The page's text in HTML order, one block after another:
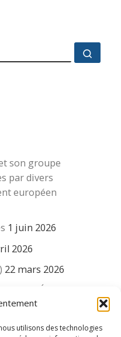
utilisons des technologies
son groupe
par divers
européen
1 juin 2026
2026
22 mars 2026
? L’Éducation
du Syndicat